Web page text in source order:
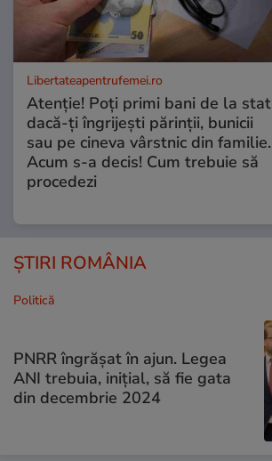
Libertateapentrufemei.ro
Atenție! Poți primi bani de la stat
dacă-ți îngrijești părinții, bunicii
sau pe cineva vârstnic din familie.
Acum s-a decis! Cum trebuie să
procedezi
ȘTIRI ROMÂNIA
Politică
PNRR îngrășat în ajun. Legea
ANI trebuia, inițial, să fie gata
din decembrie 2024